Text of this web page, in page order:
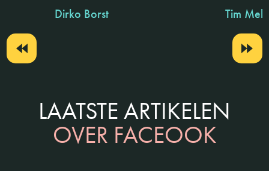
Dirko Borst Tim
LAATSTE ARTIKELEN
OVER FACEOOK